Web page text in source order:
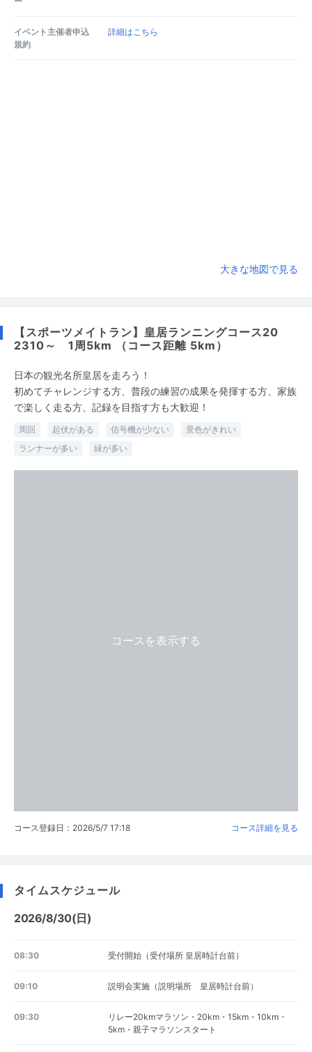
イベント主催者申込
規約
詳細はこちら
大きな地図で見る
【スポーツメイトラン】皇居ランニングコース20
2310～ 1周5km （コース距離 5km）
日本の観光名所皇居を走ろう！
初めてチャレンジする方、普段の練習の成果を発揮する方、家族
で楽しく走る方、記録を目指す方も大歓迎！
周回 起伏がある 信号機が少ない
景色がきれい
ランナーが多い
緑が多い
コースを表示する
コース登録日：2026/5/7 17:18 コース詳細を見る
タイムスケジュール
2026/8/30(日)
08:30 受付開始（受付場所 皇居時計台前）
09:10 説明会実施（説明場所 皇居時計台前）
09:30
リレー20kmマラソン・20km・15km・10km・
5km・親子マラソンスタート